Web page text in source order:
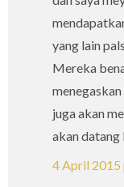
yang lain
Mereka
juga akan
akan
4 April 2015